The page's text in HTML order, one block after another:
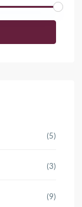
(5)
(3)
(9)